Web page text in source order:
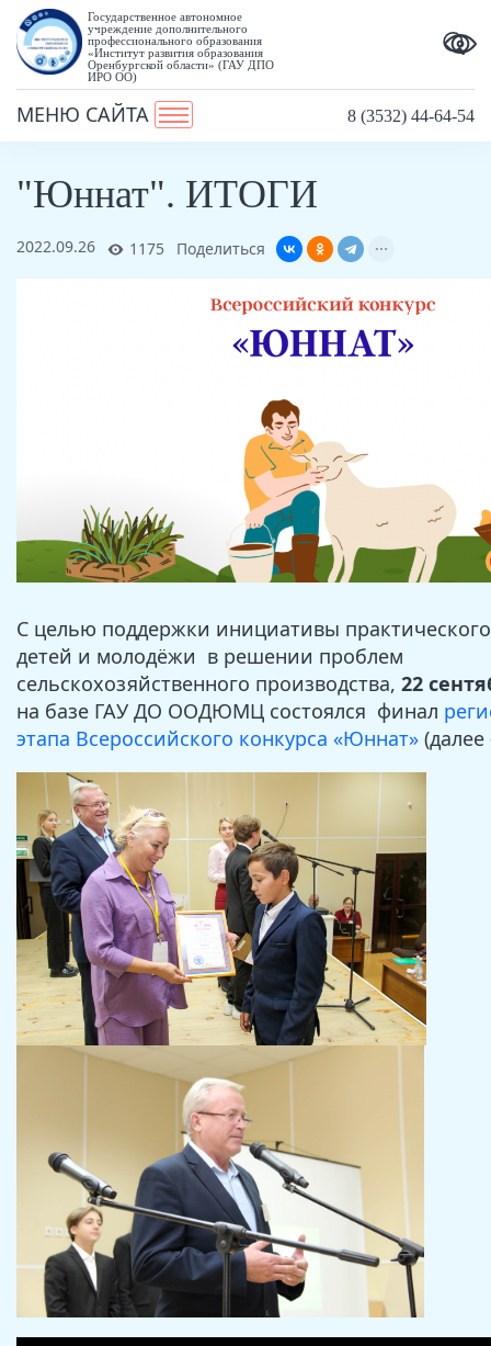
Государственное автономное
учреждение дополнительного
профессионального образования
«Институт развития образования
Оренбургской области» (ГАУ ДПО
ИРО ОО)
МЕНЮ САЙТА 8 (3532) 44-64-54
"Юннат". ИТОГИ
2022.09.26 1175 Поделиться
С целью поддержки инициативы
детей и молодёжи в решении проблем
сельскохозяйственного производства, 22
на базе ГАУ ДО ООДЮМЦ состоялся финал
этапа Всероссийского конкурса «Юннат»